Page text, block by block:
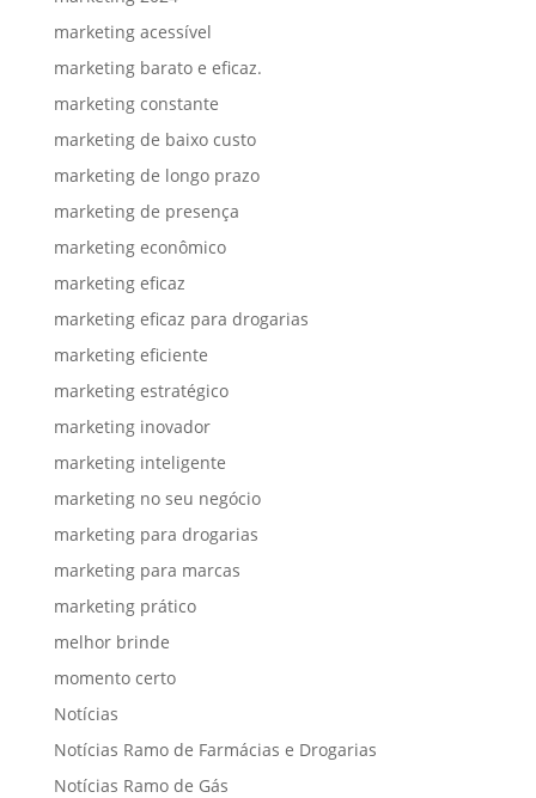
marketing acessível
marketing barato e eficaz.
marketing constante
marketing de baixo custo
marketing de longo prazo
marketing de presença
marketing econômico
marketing eficaz
marketing eficaz para drogarias
marketing eficiente
marketing estratégico
marketing inovador
marketing inteligente
marketing no seu negócio
marketing para drogarias
marketing para marcas
marketing prático
melhor brinde
momento certo
Notícias
Notícias Ramo de Farmácias e Drogarias
Notícias Ramo de Gás